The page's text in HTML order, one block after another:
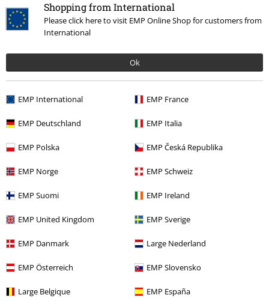
Shopping from International
Please click here to visit EMP Online Shop for customers from
International
Ok
EMP International EMP France
EMP Deutschland EMP Italia
EMP Polska EMP Česká Republika
EMP Norge EMP Schweiz
EMP Suomi EMP Ireland
EMP United Kingdom EMP Sverige
EMP Danmark Large Nederland
EMP Österreich EMP Slovensko
Large Belgique EMP España
Naposledy navštívené
OdKč 759,00
More categories. More options.